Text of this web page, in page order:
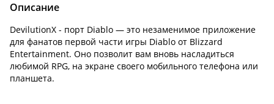
Описание
DevilutionX - порт Diablo — это незаменимое приложение
для фанатов первой части игры Diablo от Blizzard
Entertainment. Оно позволит вам вновь насладиться
любимой RPG, на экране своего мобильного телефона или
планшета.